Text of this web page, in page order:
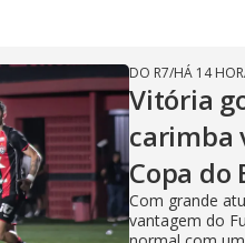
DO R7/HÁ 14
Vitória
carimba
Copa do
Com grande
vantagem do